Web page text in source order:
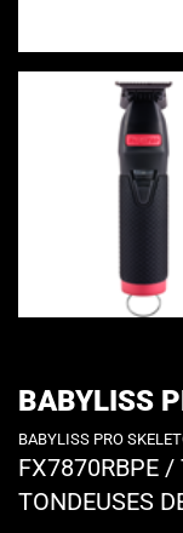
BABYLISS
BABYLISS PRO
FX7870RBPE /
TONDEUSES